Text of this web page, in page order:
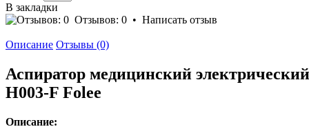
В закладки
Отзывов: 0 • Написать отзыв
Описание Отзывы (0)
Аспиратор медицинский
H003-F Folee
Описание: